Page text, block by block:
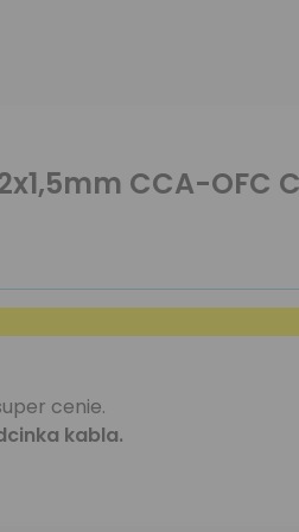
CCA-OFC
cenie.
kabla.